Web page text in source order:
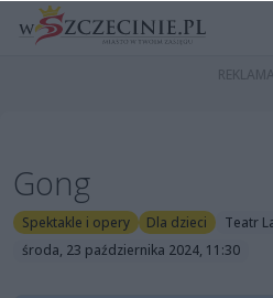
Gong
Spektakle i opery Dla dzieci
Teatr
środa, 23 października 2024, 11:30